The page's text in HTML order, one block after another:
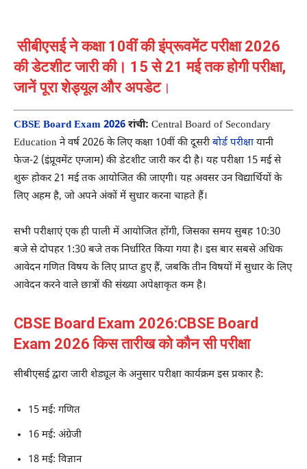
सीबीएसई ने कक्षा 10वीं की इंप्रूवमेंट परीक्षा 2026
की डेटशीट जारी की। 15 से 21 मई तक होगी परीक्षा,
जानें पूरा शेड्यूल और अपडेट।
CBSE Board Exam 2026 रांची: Central Board of Secondary
Education ने वर्ष 2026 के लिए कक्षा 10वीं की दूसरी बोर्ड परीक्षायानी
फेज-2 (इंप्रूवमेंट एग्जाम) की डेटशीट जारी कर दी है। यह परीक्षा 15 मई से
शुरू होकर 21 मई तक आयोजित की जाएगी। यह अवसर उन विद्यार्थियों के
लिए अहम है, जो अपने अंकों में सुधार करना चाहते हैं।
सभी परीक्षाएं एक ही पाली में आयोजित होंगी, जिसका समय सुबह 10:30
बजे से दोपहर 1:30 बजे तक निर्धारित किया गया है। इस बार सबसे अधिक
आवेदन गणित विषय के लिए प्राप्त हुए हैं, जबकि तीन विषयों में सुधार के लिए
आवेदन करने वाले छात्रों की संख्या अपेक्षाकृत कम है।
CBSE Board Exam 2026:CBSE Board
Exam 2026 किस तारीख को कौन सी परीक्षा
सीबीएसई द्वारा जारी शेड्यूल के अनुसार परीक्षा कार्यक्रम इस प्रकार है:
15 मई: गणित
16 मई: अंग्रेजी
18 मई: विज्ञान